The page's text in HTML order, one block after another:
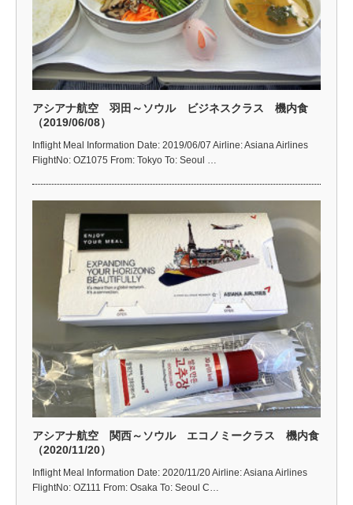
アシアナ航空 羽田～ソウル ビジネスクラス 機内食
（2019/06/08）
Inflight Meal Information Date: 2019/06/07 Airline: Asiana Airlines
FlightNo: OZ1075 From: Tokyo To: Seoul …
アシアナ航空 関西～ソウル エコノミークラス 機内食
（2020/11/20）
Inflight Meal Information Date: 2020/11/20 Airline: Asiana Airlines
FlightNo: OZ111 From: Osaka To: Seoul C…